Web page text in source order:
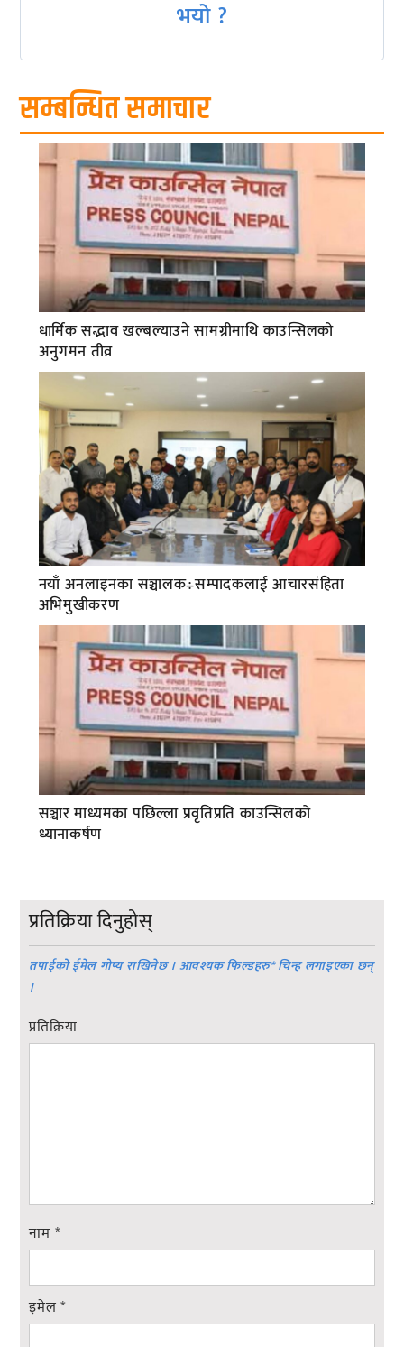
भयो ?
सम्बन्धित समाचार
धार्मिक सद्भाव खल्बल्याउने सामग्रीमाथि काउन्सिलको
अनुगमन तीव्र
नयाँ अनलाइनका सञ्चालक÷सम्पादकलाई आचारसंहिता
अभिमुखीकरण
सञ्चार माध्यमका पछिल्ला प्रवृतिप्रति काउन्सिलको
ध्यानाकर्षण
प्रतिक्रिया दिनुहोस्
तपाईको ईमेल गोप्य राखिनेछ । आवश्यक फिल्डहरु*चिन्ह लगाइएका छन्
।
प्रतिक्रिया
नाम *
इमेल*